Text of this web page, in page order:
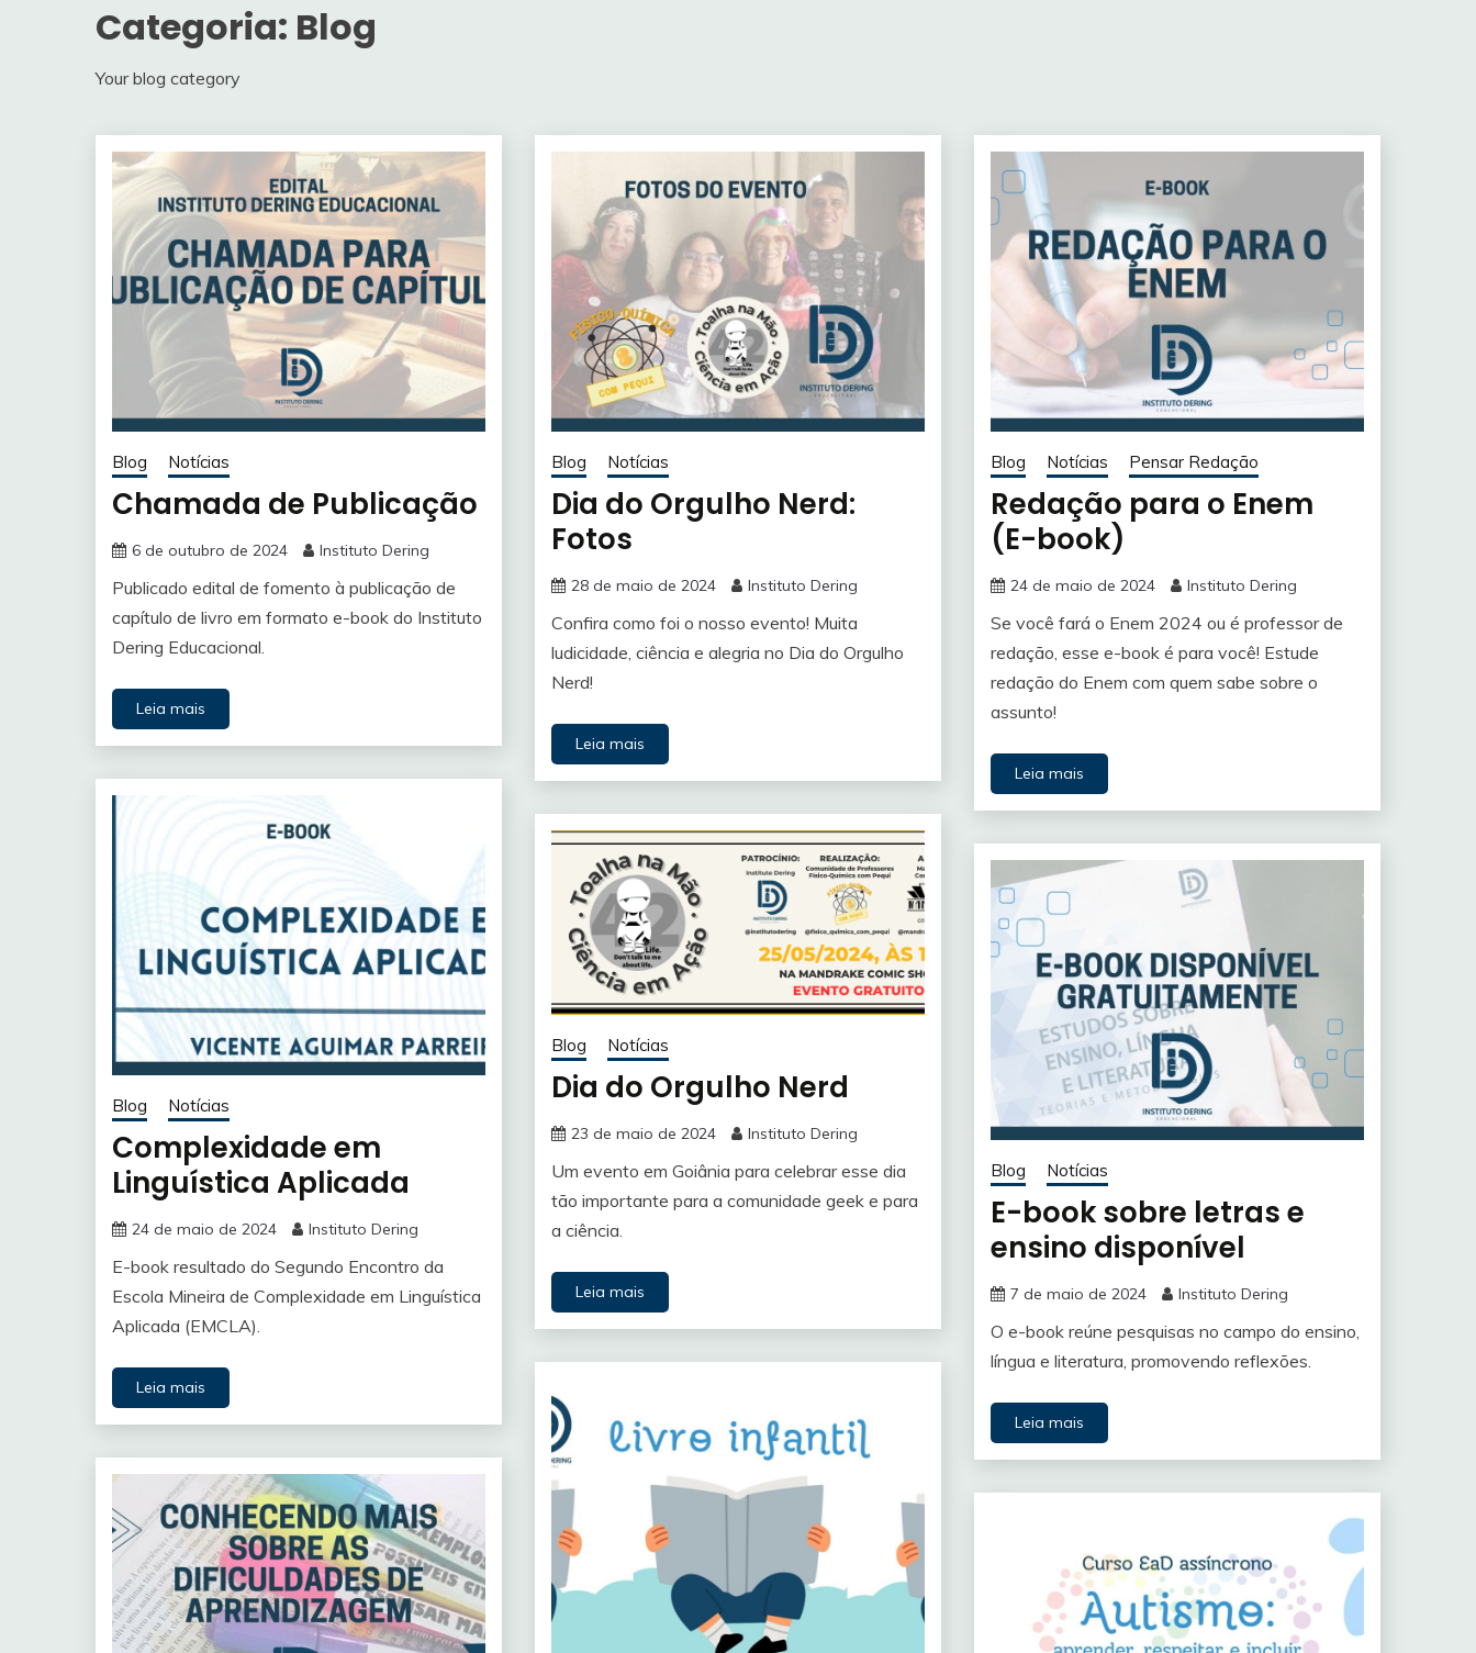
Categoria: Blog
Your blog category
Blog Notícias
Chamada de Publicação
6 de outubro de 2024 Instituto Dering
Publicado edital de fomento à publicação de
capítulo de livro em formato e-book do Instituto
Dering Educacional.
Leia mais
Blog Notícias
Dia do Orgulho Nerd:
Fotos
28 de maio de 2024 Instituto Dering
Confira como foi o nosso evento! Muita
ludicidade, ciência e alegria no Dia do Orgulho
Nerd!
Leia mais
Blog Notícias Pensar Redação
Redação para o Enem
(E-book)
24 de maio de 2024 Instituto Dering
Se você fará o Enem 2024 ou é professor de
redação, esse e-book é para você! Estude
redação do Enem com quem sabe sobre o
assunto!
Leia mais
Blog Notícias
Complexidade em
Linguística Aplicada
24 de maio de 2024 Instituto Dering
E-book resultado do Segundo Encontro da
Escola Mineira de Complexidade em Linguística
Aplicada (EMCLA).
Leia mais
Blog Notícias
Dia do Orgulho Nerd
23 de maio de 2024 Instituto Dering
Um evento em Goiânia para celebrar esse dia
tão importante para a comunidade geek e para
a ciência.
Leia mais
Blog Notícias
E-book sobre letras e
ensino disponível
7 de maio de 2024 Instituto Dering
O e-book reúne pesquisas no campo do ensino,
língua e literatura, promovendo reflexões.
Leia mais